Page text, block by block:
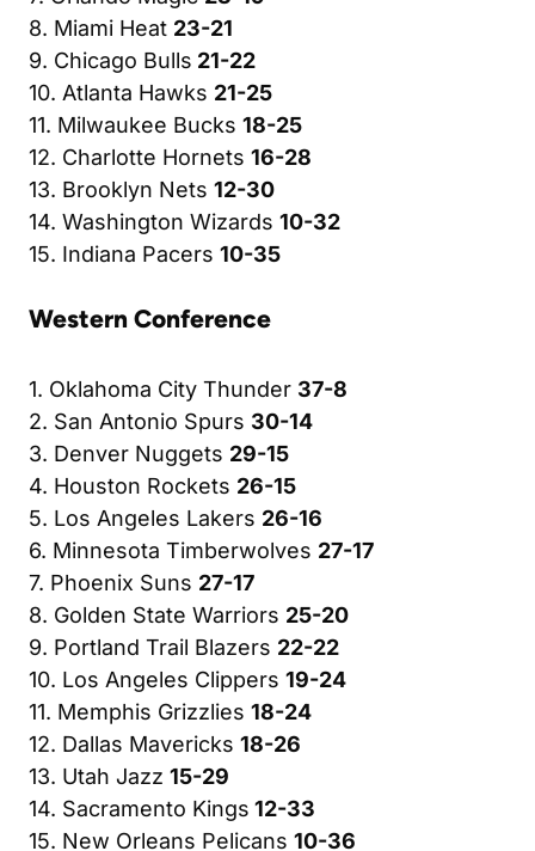
8. Miami Heat 23-21
9. Chicago Bulls 21-22
10. Atlanta Hawks 21-25
11. Milwaukee Bucks 18-25
12. Charlotte Hornets 16-28
13. Brooklyn Nets 12-30
14. Washington Wizards 10-32
15. Indiana Pacers 10-35
Western Conference
1. Oklahoma City Thunder 37-8
2. San Antonio Spurs 30-14
3. Denver Nuggets 29-15
4. Houston Rockets 26-15
5. Los Angeles Lakers 26-16
6. Minnesota Timberwolves 27-17
7. Phoenix Suns 27-17
8. Golden State Warriors 25-20
9. Portland Trail Blazers 22-22
10. Los Angeles Clippers 19-24
11. Memphis Grizzlies 18-24
12. Dallas Mavericks 18-26
13. Utah Jazz 15-29
14. Sacramento Kings 12-33
15. New Orleans Pelicans 10-36